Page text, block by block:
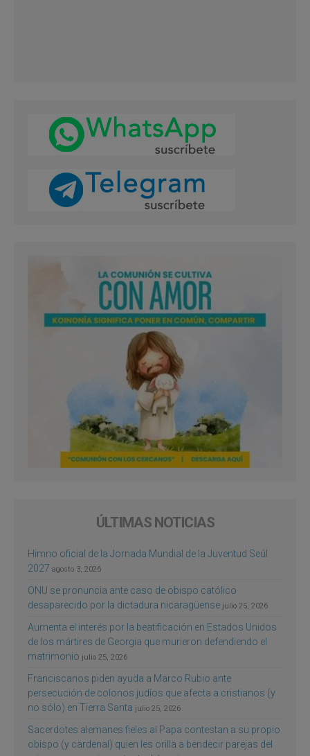
ÚLTIMAS NOTICIAS
Himno oficial de la Jornada Mundial de la Juventud Seúl
2027 agosto 3, 2026
ONU se pronuncia ante caso de obispo católico
desaparecido por la dictadura nicaragüense julio 25, 2026
Aumenta el interés por la beatificación en Estados Unidos
de los mártires de Georgia que murieron defendiendo el
matrimonio julio 25, 2026
Franciscanos piden ayuda a Marco Rubio ante
persecución de colonos judíos que afecta a cristianos (y
no sólo) en Tierra Santa julio 25, 2026
Sacerdotes alemanes fieles al Papa contestan a su propio
obispo (y cardenal) quien les orilla a bendecir parejas del